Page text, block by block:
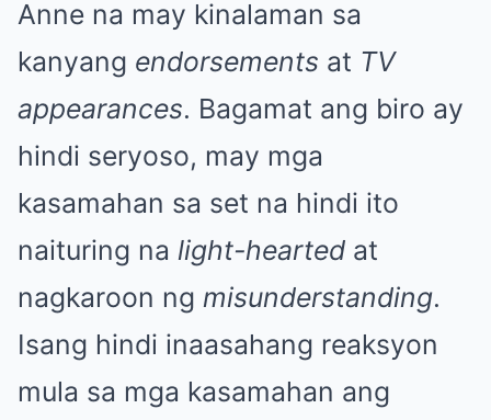
Anne na may kinalaman sa
kanyang endorsements at TV
appearances. Bagamat ang biro ay
hindi seryoso, may mga
kasamahan sa set na hindi ito
naituring na light-hearted at
nagkaroon ng misunderstanding.
Isang hindi inaasahang reaksyon
mula sa mga kasamahan ang